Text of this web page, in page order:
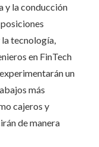
y la conducción
tecnología,
en FinTech
un
más
cajeros y
de manera